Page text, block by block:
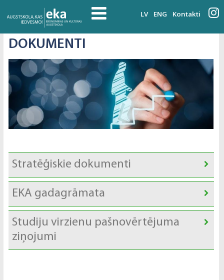
LV ENG Kontakti
DOKUMENTI
Stratēģiskie dokumenti
EKA gadagrāmata
Studiju virzienu pašnovērtējuma
ziņojumi